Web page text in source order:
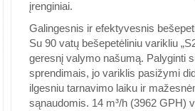
įrenginiai.
Galingesnis ir efektyvesnis
Su 90 vatų bešepetėliniu varikliu
geresnį valymo našumą. Palyginti
sprendimais, jo variklis pasižymi
ilgesniu tarnavimo laiku ir
sąnaudomis. 14 m³/h (3962 GPH)